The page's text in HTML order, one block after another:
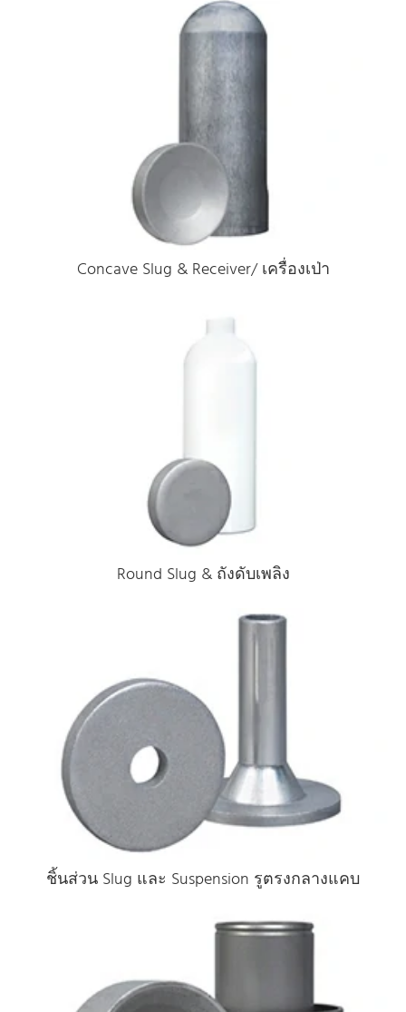
Concave Slug & Receiver/ เครื่องเป่า
Round Slug & ถังดับเพลิง
ชิ้นส่วน Slug และ Suspension รูตรงกลางแคบ